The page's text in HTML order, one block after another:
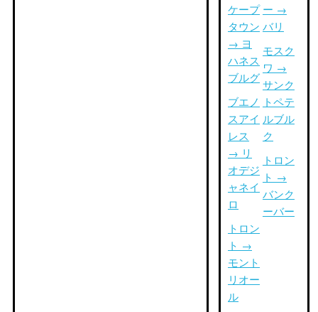
ケープ
タウン
→ ヨ
ハネス
ブルグ
ブエノ
スアイ
レス
→ リ
オデジ
ャネイ
ロ
トロン
ト →
モント
リオー
ル
ー →
バリ
モスク
ワ →
サンク
トペテ
ルブル
ク
トロン
ト →
バンク
ーバー